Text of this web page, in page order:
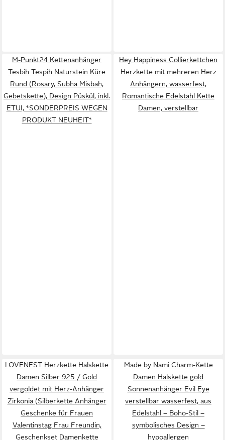
M-Punkt24 Kettenanhänger
Tesbih Tespih Naturstein Küre
Rund (Rosary, Subha Misbah,
Gebetskette), Design Püskül, inkl.
ETUI, *SONDERPREIS WEGEN
PRODUKT NEUHEIT*
Hey Happiness Collierkettchen
Herzkette mit mehreren Herz
Anhängern, wasserfest,
Romantische Edelstahl Kette
Damen, verstellbar
LOVENEST Herzkette Halskette
Damen Silber 925 / Gold
vergoldet mit Herz-Anhänger
Zirkonia (Silberkette Anhänger
Geschenke für Frauen
Valentinstag Frau Freundin,
Geschenkset Damenkette
Made by Nami Charm-Kette
Damen Halskette gold
Sonnenanhänger Evil Eye
verstellbar wasserfest, aus
Edelstahl – Boho-Stil –
symbolisches Design –
hypoallergen